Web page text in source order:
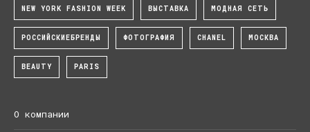
NEW YORK FASHION WEEK ВЫСТАВКА МОДНАЯ СЕТЬ
РОССИЙСКИЕБРЕНДЫ ФОТОГРАФИЯ CHANEL МОСКВА
BEAUTY PARIS
О компании